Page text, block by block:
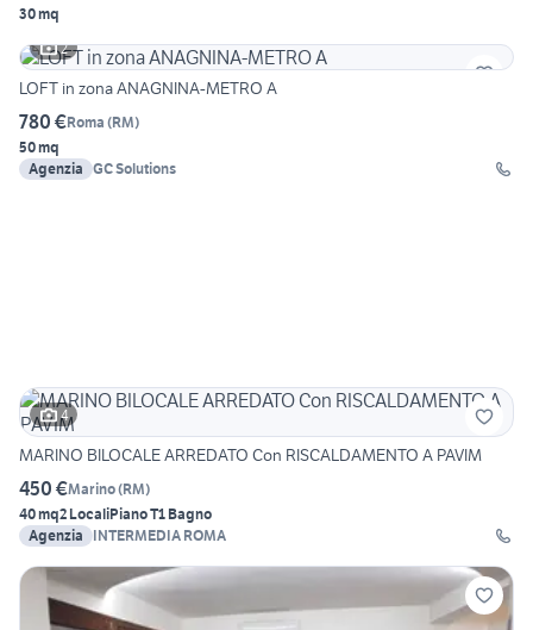
30 mq
2
LOFT in zona ANAGNINA-METRO A
780 €Roma (RM)
50 mq
Agenzia GC Solutions
4
MARINO BILOCALE ARREDATO Con RISCALDAMENTO A PAVIM
450 €Marino(RM)
40 mq2 LocaliPiano T1 Bagno
Agenzia
INTERMEDIA ROMA